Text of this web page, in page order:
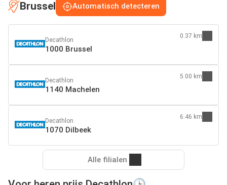
Brussel Automatisch detecteren
Decathlon
1000 Brussel
0.37 km
Decathlon
1140 Machelen
5.00 km
Decathlon
1070 Dilbeek
6.46 km
Alle filialen